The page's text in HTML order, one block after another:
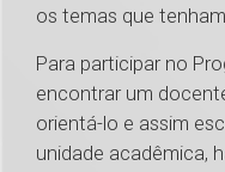
os temas que
Para participar no
encontrar um
orientá-lo e assim
unidade acadêmica,